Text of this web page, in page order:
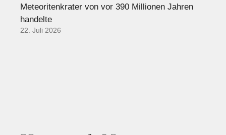
Meteoritenkrater von vor 390 Millionen Jahren
handelte
22. Juli 2026